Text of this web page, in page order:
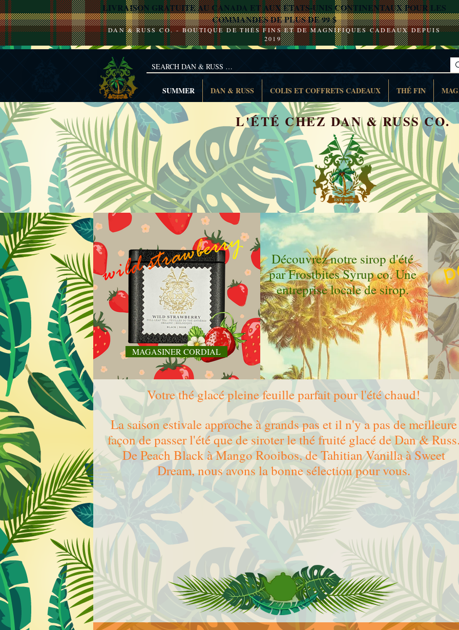
LIVRAISON GRATUITE AU CANADA ET AUX ÉTATS-UNIS CONTINENTAUX POUR LES
COMMANDES DE PLUS DE 99 $
DAN & RUSS CO. - BOUTIQUE DE THÉS FINS ET DE MAGNIFIQUES CADEAUX DEPUIS
2019
SUMMER DAN & RUSS COLIS ET COFFRETS CADEAUX THÉ FIN
L'ÉTÉ CHEZ DAN & RUSS CO.
MAGASINER CORDIAL
Découvrez notre sirop d'été
par Frostbites Syrup co. Une
entreprise locale de sirop.
Votre thé glacé pleine feuille parfait pour l'été chaud!
La saison estivale approche à grands pas et il n'y a pas de meilleure
façon de passer l'été que de siroter le thé fruité glacé de Dan &
De Peach Black à Mango Rooibos, de Tahitian Vanilla à Sweet
Dream, nous avons la bonne sélection pour vous.